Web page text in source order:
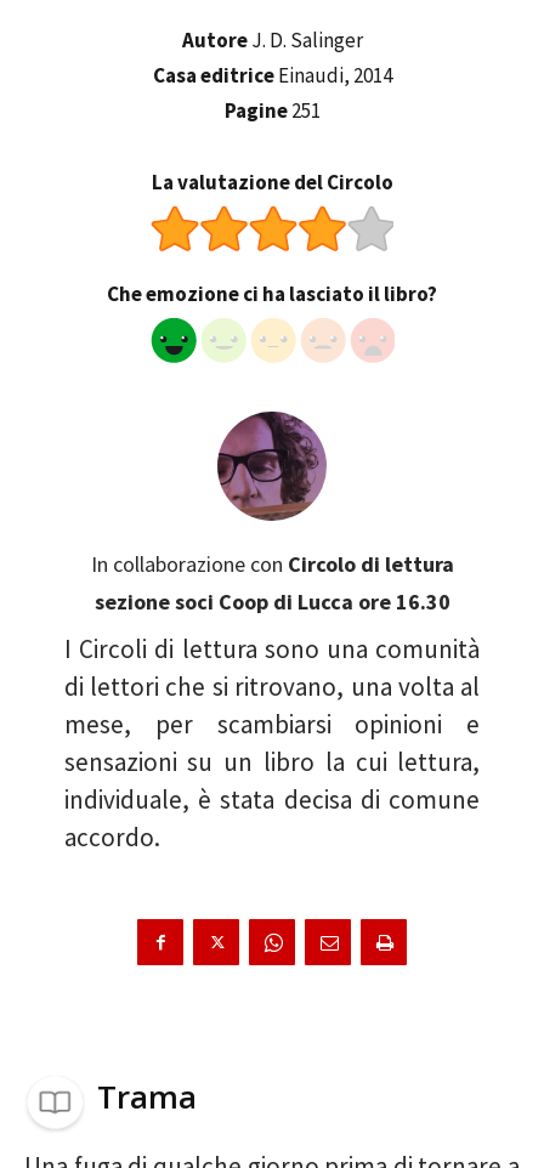
AutoreJ. D. Salinger
Casa editriceEinaudi, 2014
Pagine251
La valutazione del Circolo
Che emozione ci ha lasciato il libro?
In collaborazione con Circolo di lettura
sezione soci Coop di Lucca ore 16.30
I Circoli di lettura sono una comunità
di lettori che si ritrovano, una volta al
mese, per scambiarsi opinioni e
sensazioni su un libro la cui lettura,
individuale, è stata decisa di comune
accordo.
Trama